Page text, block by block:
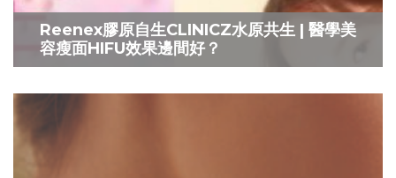
Reenex膠原自生CLINICZ水原共生 | 醫學美
容瘦面HIFU效果邊間好？